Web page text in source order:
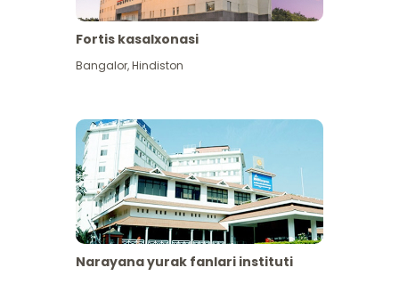
Fortis kasalxonasi
Bangalor,Hindiston
Narayana yurak fanlari instituti